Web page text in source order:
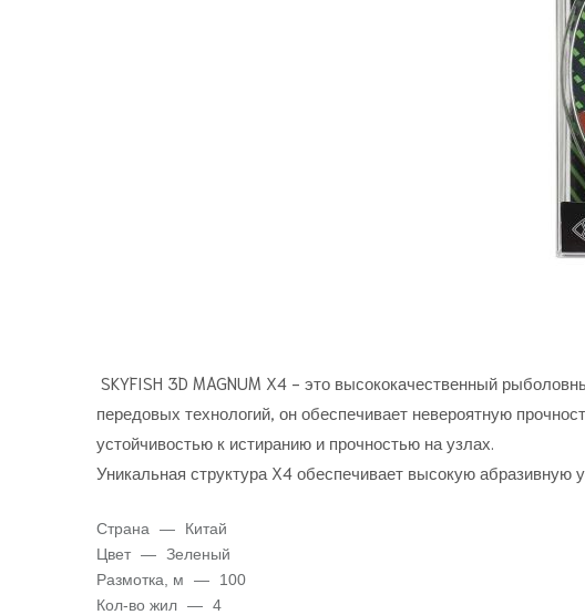
SKYFISH 3D MAGNUM X4 - это высококачественный
передовых технологий, он обеспечивает невероятную
устойчивостью к истиранию и прочностью на узлах.
Уникальная структура X4 обеспечивает высокую абразивную
Страна —
Китай
Цвет — Зеленый
Размотка, м
—
100
Кол-во жил — 4